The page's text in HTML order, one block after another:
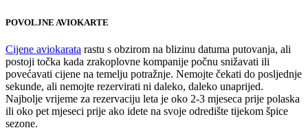
POVOLJNE AVIOKARTE
Cijene aviokarata rastu s obzirom na blizinu datuma putovanja, ali
postoji točka kada zrakoplovne kompanije počnu snižavati ili
povećavati cijene na temelju potražnje. Nemojte čekati do posljednje
sekunde, ali nemojte rezervirati ni daleko, daleko unaprijed.
Najbolje vrijeme za rezervaciju leta je oko 2-3 mjeseca prije polaska
ili oko pet mjeseci prije ako idete na svoje odredište tijekom špice
sezone.